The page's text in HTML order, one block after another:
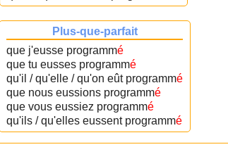
Plus-que-parfait
que j'eusse programmé
que tu eusses programmé
qu'il / qu'elle / qu'on eût programmé
que nous eussions programmé
que vous eussiez programmé
qu'ils / qu'elles eussent programmé